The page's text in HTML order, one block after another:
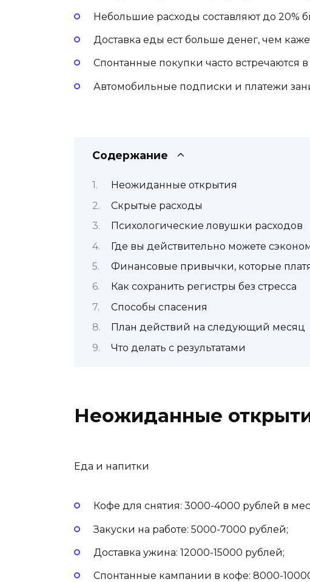
Небольшие расходы составляют до 20%
Доставка еды ест больше денег, чем
Спонтанные покупки часто встречаются
Автомобильные подписки и платежи
Содержание
Неожиданные открытия
Скрытые расходы
Психологические ловушки расходов
Где вы действительно можете
Финансовые привычки, которые
Как сохранить регистры без стресса
Способы спасения
План действий на следующий месяц
Что делать с результатами
Неожиданные
Еда и напитки
Кофе для снятия: 3000-4000 рублей в
Закуски на работе: 5000-7000 рублей;
Доставка ужина: 12000-15000 рублей;
Спонтанные кампании в кофе: 8000-